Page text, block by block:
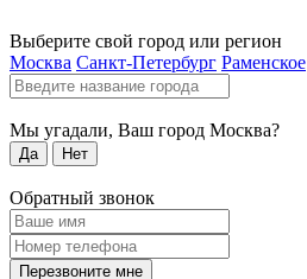
Выберите свой город или регион
Москва Санкт-Петербург Раменское
Мы угадали, Ваш город Москва?
Да Нет
Обратный звонок
Перезвоните мне